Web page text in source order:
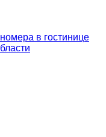
в гостинице